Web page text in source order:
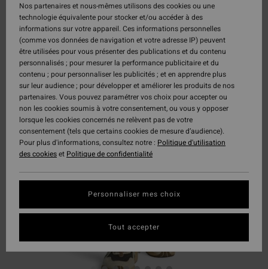
Nos partenaires et nous-mêmes utilisons des cookies ou une
technologie équivalente pour stocker et/ou accéder à des
informations sur votre appareil. Ces informations personnelles
(comme vos données de navigation et votre adresse IP) peuvent
être utilisées pour vous présenter des publications et du contenu
personnalisés ; pour mesurer la performance publicitaire et du
contenu ; pour personnaliser les publicités ; et en apprendre plus
sur leur audience ; pour développer et améliorer les produits de nos
partenaires. Vous pouvez paramétrer vos choix pour accepter ou
non les cookies soumis à votre consentement, ou vous y opposer
lorsque les cookies concernés ne relèvent pas de votre
consentement (tels que certains cookies de mesure d’audience).
Pour plus d'informations, consultez notre : Politique d'utilisation
des cookieset Politique de confidentialité
Personnaliser mes choix
Tout accepter